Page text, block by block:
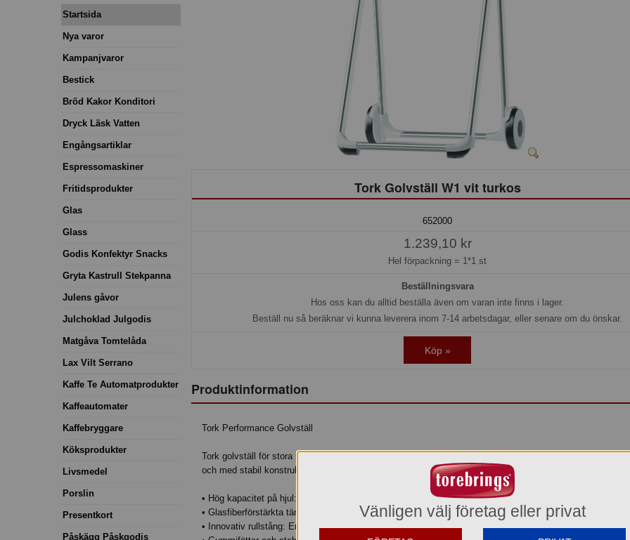
Startsida
Nya varor
Kampanjvaror
Bestick
Bröd Kakor Konditori
Dryck Läsk Vatten
Engångsartiklar
Espressomaskiner
Fritidsprodukter
Glas
Glass
Godis Konfektyr Snacks
Gryta Kastrull Stekpanna
Julens gåvor
Julchoklad Julgodis
Matgåva Tomtelåda
Lax Vilt Serrano
Kaffe Te Automatprodukter
Kaffeautomater
Kaffebryggare
Köksprodukter
Livsmedel
Porslin
Presentkort
Påskägg Påskgodis
Tork Golvställ W1 vit turkos
652000
1.239,10 kr
Hel förpackning = 1*1 st
Beställningsvara
Hos oss kan du alltid beställa även om varan inte finns i lager.
Beställ nu så beräknar vi kunna leverera inom 7-14 arbetsdagar, eller senare om du önskar.
Köp »
Produktinformation
Tork Performance Golvställ
Tork golvställ för stora rullar är en ergonomiskt designad dispenser med säker och pålitlig avrivning,
och med stabil konstruktion, vilket är viktigt i många industriella miljöer.
• Hög kapacitet på hjul: Flexibel användning, lätt att flytta omkring
• Glasfiberförstärkta tänder: Säker och pålitlig avrivning av både papper och nonwoven
• Innovativ rullstång: Ergonomisk och snabb laddning
Vänligen välj företag eller privat